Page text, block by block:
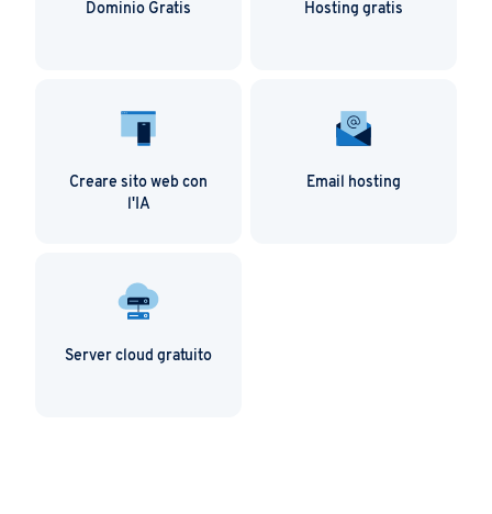
Dominio Gratis Hosting gratis
Creare sito web con
l'IA
Email hosting
Server cloud gratuito